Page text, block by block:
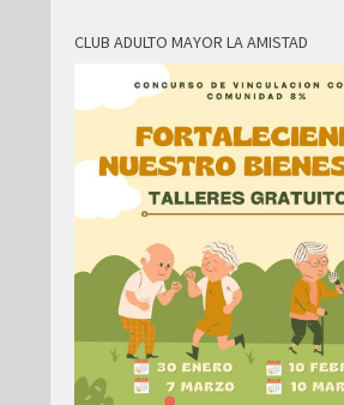
CLUB ADULTO MAYOR LA AMISTAD